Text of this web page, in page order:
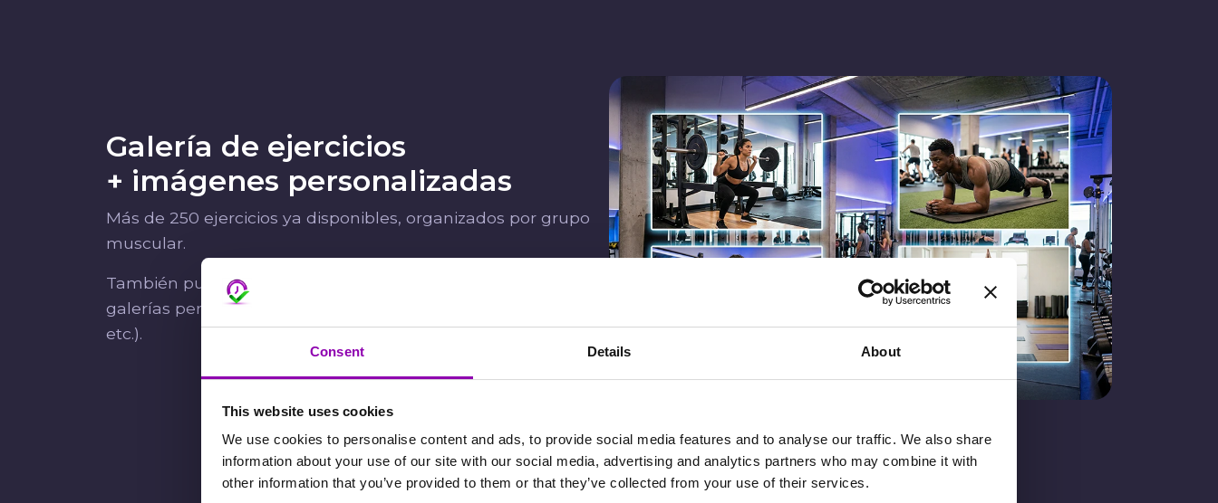
Consent Details About
This website uses cookies
We use cookies to personalise content and ads, to provide social media features and to analyse our traffic. We also share
information about your use of our site with our social media, advertising and analytics partners who may combine it with
other information that you’ve provided to them or that they’ve collected from your use of their services.
Galería de ejercicios
+ imágenes personalizadas
Más de 250 ejercicios ya disponibles, organizados por grupo
muscular.
También puedes añadir tus propias imágenes para crear
galerías personalizadas (por ejemplo CrossFit, Yoga, Pilates,
etc.).